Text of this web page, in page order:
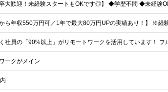
ークがメイン